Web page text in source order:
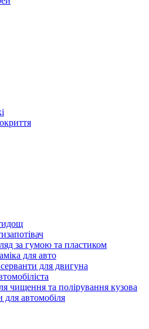
за гумою та пластиком
для авто
для двигуна
чищення та полірування кузова
автомобіля